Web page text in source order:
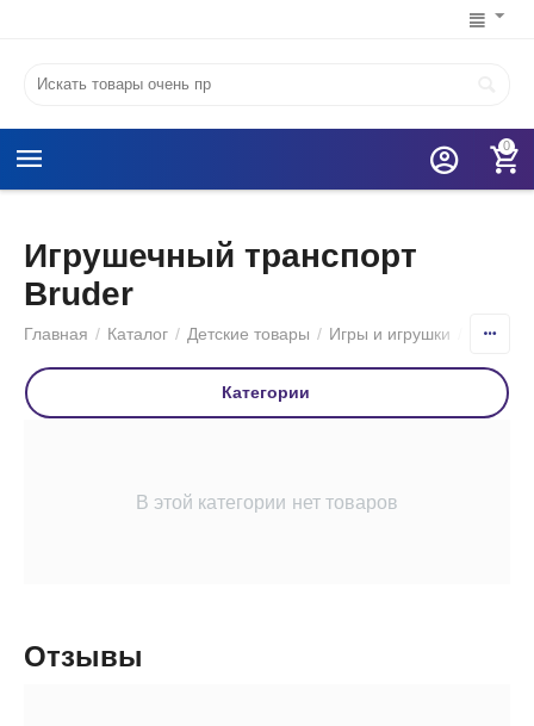
0
Игрушечный транспорт
Bruder
Главная / Каталог / Детские товары / Игры и игрушки
Категории
В этой категории нет товаров
Отзывы